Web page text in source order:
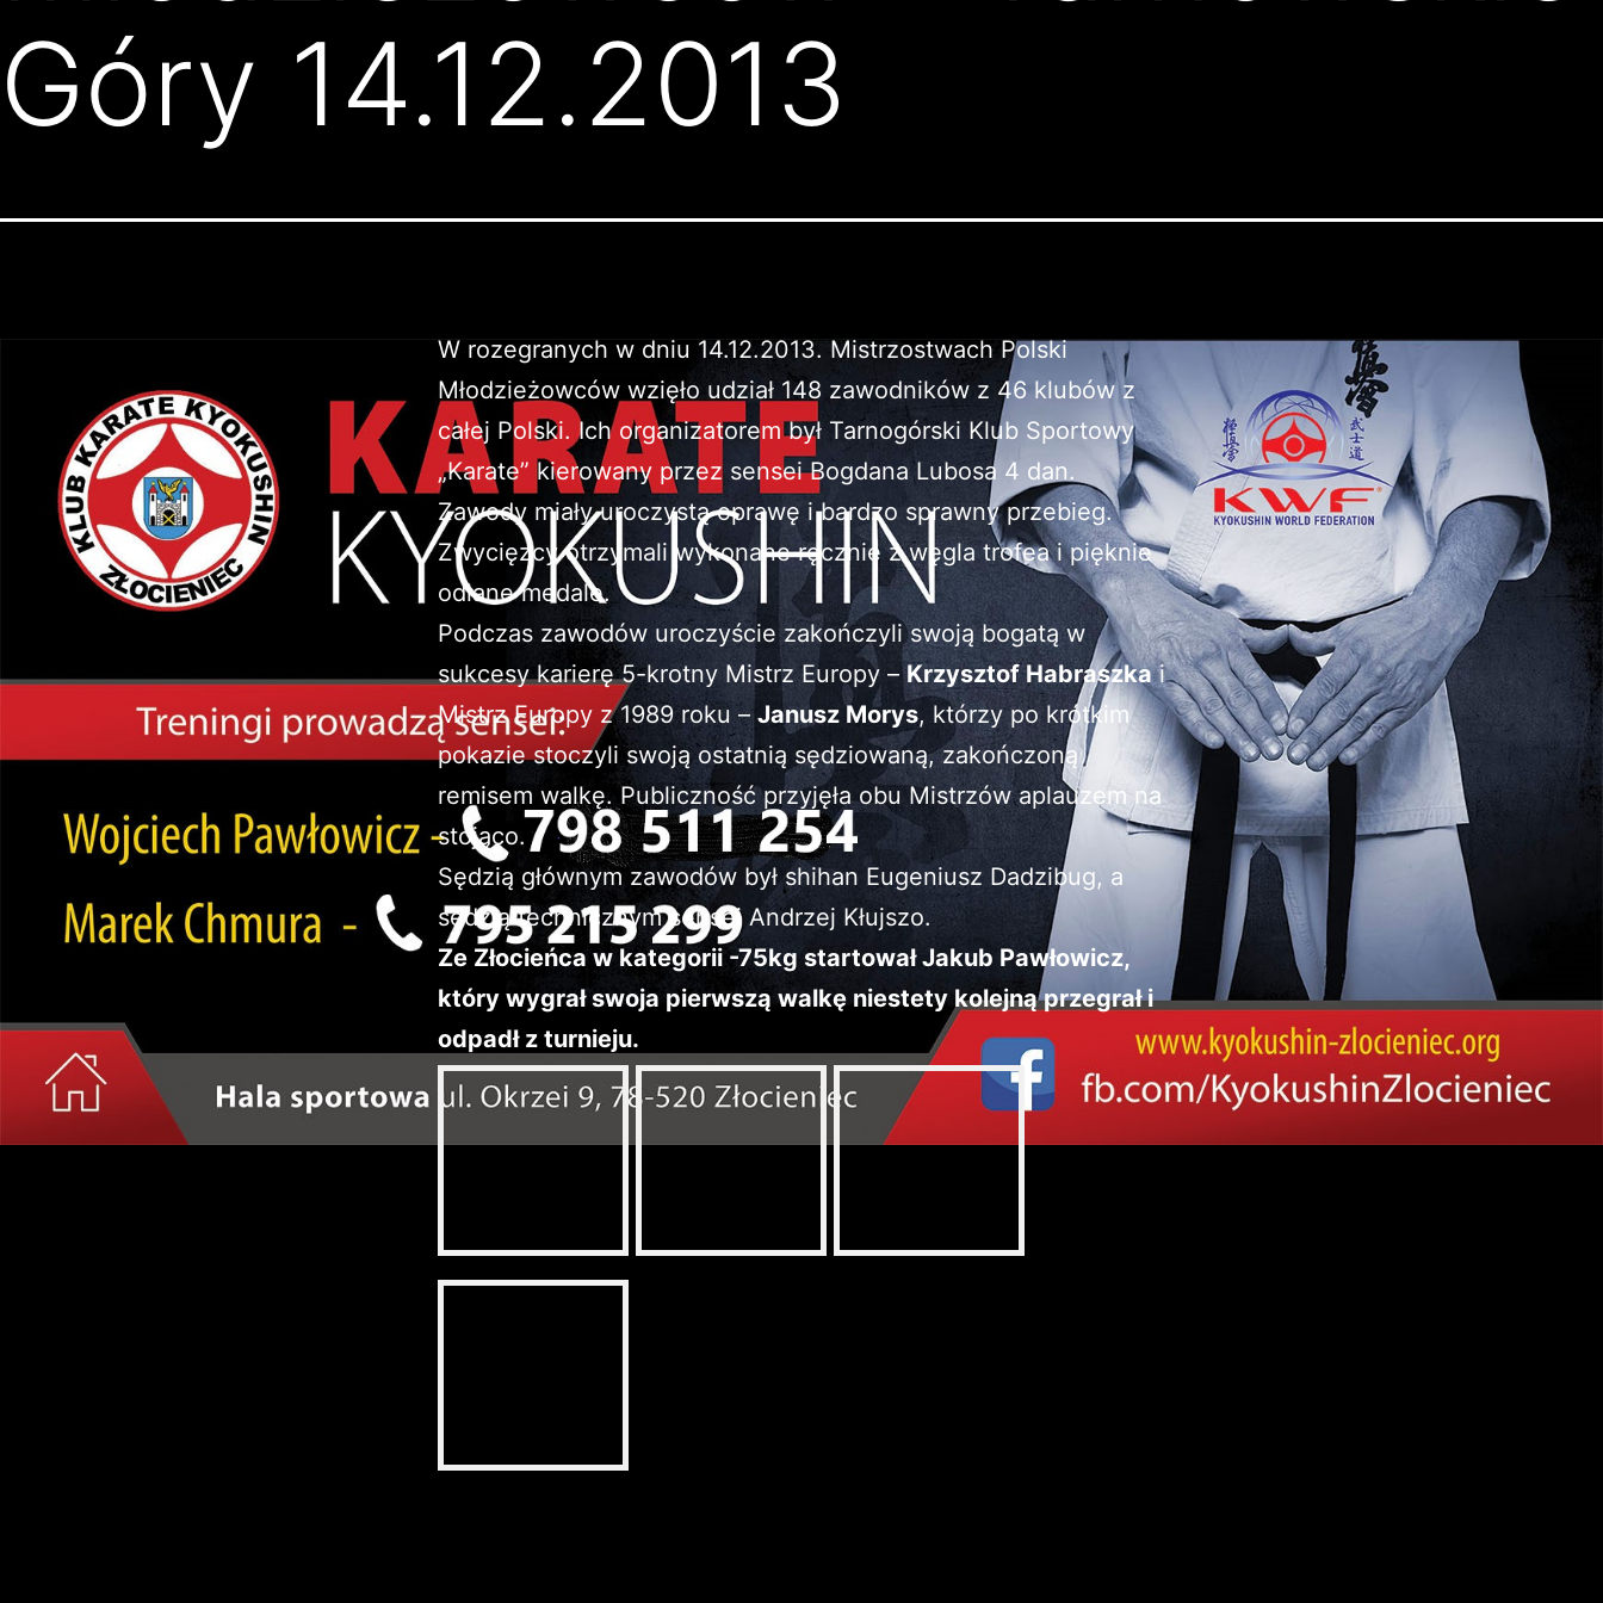
Góry 14.12.2013
W rozegranych w dniu 14.12.2013. Mistrzostwach Polski
Młodzieżowców wzięło udział 148 zawodników z 46 klubów z
całej Polski. Ich organizatorem był Tarnogórski Klub Sportowy
„Karate” kierowany przez sensei Bogdana Lubosa 4 dan.
Zawody miały uroczystą oprawę i bardzo sprawny przebieg.
Zwycięzcy otrzymali wykonane ręcznie z węgla trofea i pięknie
odlane medale.
Podczas zawodów uroczyście zakończyli swoją bogatą w
sukcesy karierę 5-krotny Mistrz Europy –Krzysztof Habraszkai
Mistrz Europy z 1989 roku – Janusz Morys, którzy po krótkim
pokazie stoczyli swoją ostatnią sędziowaną, zakończoną
remisem walkę. Publiczność przyjęła obu Mistrzów aplauzem na
stojąco.
Sędzią głównym zawodów był shihan Eugeniusz Dadzibug, a
sędzią technicznym sensei Andrzej Kłujszo.
Ze Złocieńca w kategorii -75kg startował Jakub Pawłowicz,
który wygrał swoja pierwszą walkę niestety kolejną przegrał i
odpadł z turnieju.